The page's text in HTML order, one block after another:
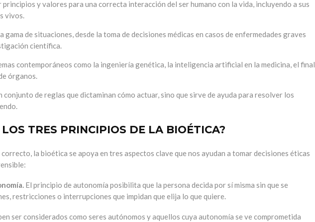
y valores para una correcta interacción del ser humano con la vida, incluyendo a sus
vivos.
gama de situaciones, desde la toma de decisiones médicas en casos de enfermedades graves
científica.
contemporáneos como la ingeniería genética, la inteligencia artificial en la medicina, el final
órganos.
conjunto de reglas que dictaminan cómo actuar, sino que sirve de ayuda para resolver los
TRES PRINCIPIOS DE LA BIOÉTICA?
la bioética se apoya en tres aspectos clave que nos ayudan a tomar decisiones éticas
El principio de autonomía posibilita que la persona decida por sí misma sin que se
restricciones o interrupciones que impidan que elija lo que quiere.
ser considerados como seres autónomos y aquellos cuya autonomía se ve comprometida